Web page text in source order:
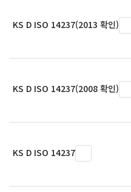
KS D ISO 14237(2013 확인)
KS D ISO 14237(2008 확인)
KS D ISO 14237